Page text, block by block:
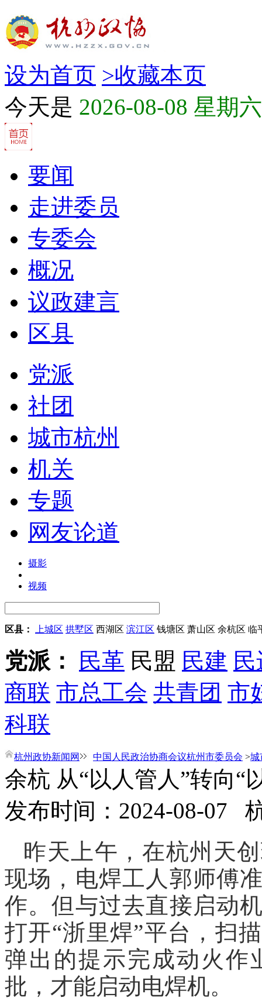
设为首页 >收藏本页
今天是 2026-08-08 星期六
要闻
走进委员
专委会
概况
议政建言
区县
党派
社团
城市杭州
机关
专题
网友论道
摄影
视频
区县： 上城区 拱墅区 西湖区 滨江区 钱塘区 萧山区 余杭区 临
党派： 民革 民盟 民建
商联 市总工会 共青团 市
科联
杭州政协新闻网 中国人民政治协商会议杭州市委员会 >城
余杭 从“以人管人”转向“
发布时间：2024-08-07
昨天上午，在杭州天
现场，电焊工人郭师傅
作。但与过去直接启动
打开“浙里焊”平台，扫
弹出的提示完成动火作
批，才能启动电焊机。